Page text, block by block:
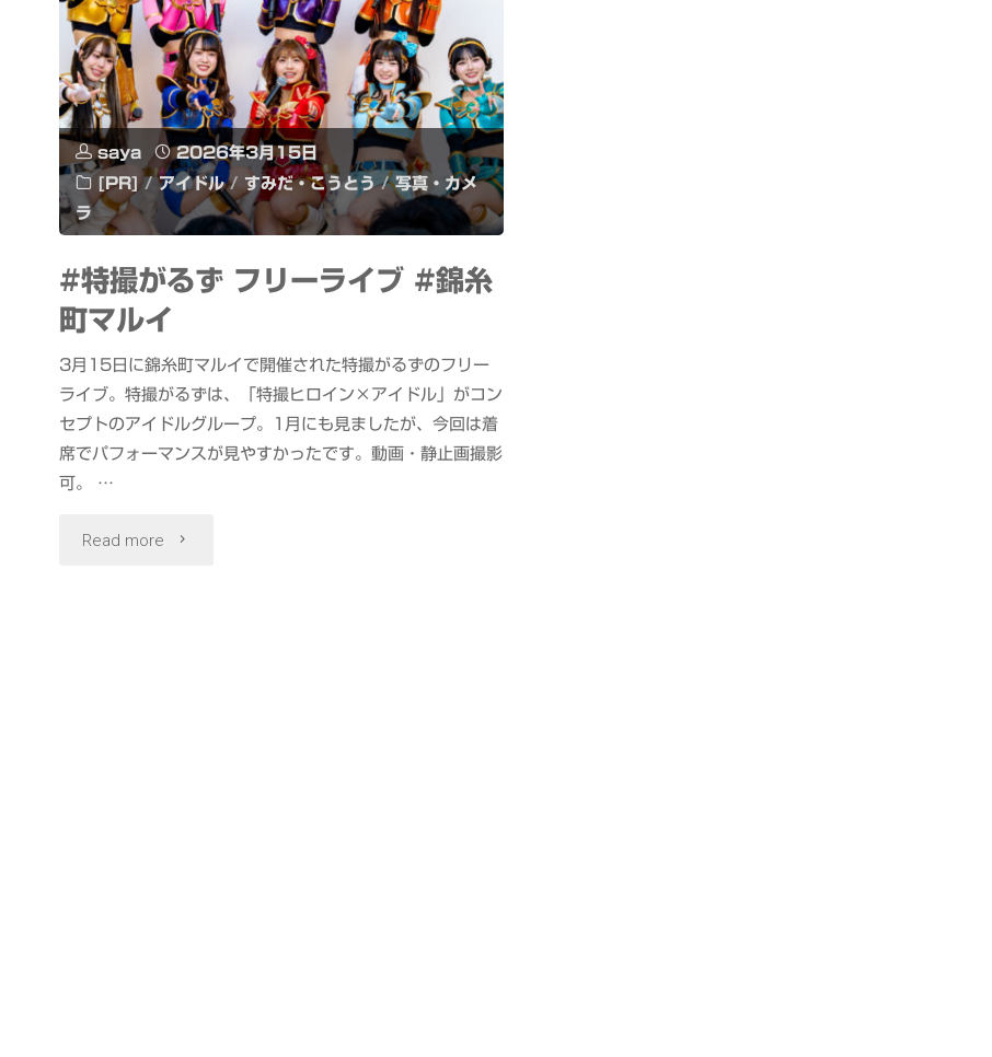
saya
2026年3月15日
[PR] / アイドル / すみだ・こうとう / 写真・カメ
ラ
#特撮がるず フリーライブ #錦糸
町マルイ
3月15日に錦糸町マルイで開催された特撮がるずのフリー
ライブ。特撮がるずは、「特撮ヒロイン×アイドル」がコン
セプトのアイドルグループ。1月にも見ましたが、今回は着
席でパフォーマンスが見やすかったです。動画・静止画撮影
可。 …
Read more "#